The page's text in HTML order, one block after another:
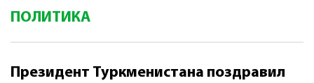
ПОЛИТИКА
Президент Туркменистана поздравил